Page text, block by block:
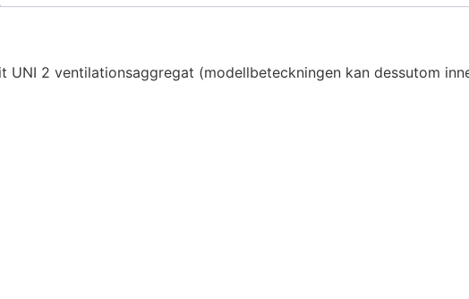
2 ventilationsaggregat (modellbeteckningen kan dessutom